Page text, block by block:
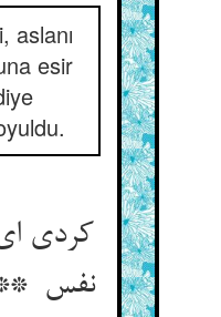
aslanı
esir
کردی
نفس **